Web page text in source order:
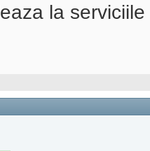
la